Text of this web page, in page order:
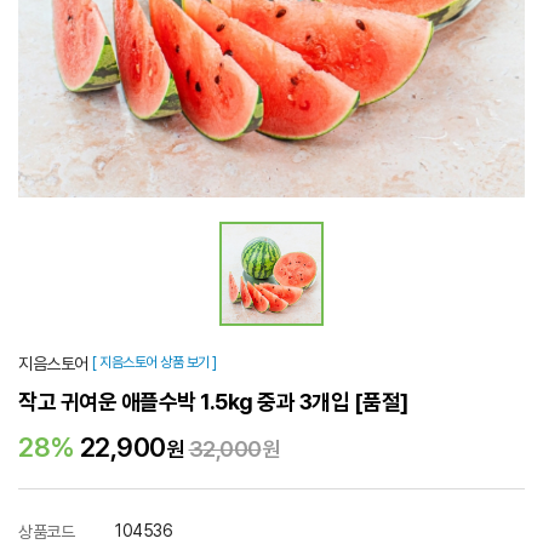
지음스토어 [ 지음스토어 상품 보기 ]
작고 귀여운 애플수박 1.5kg 중과 3개입 [품절]
28% 22,900원32,000원
상품코드 104536